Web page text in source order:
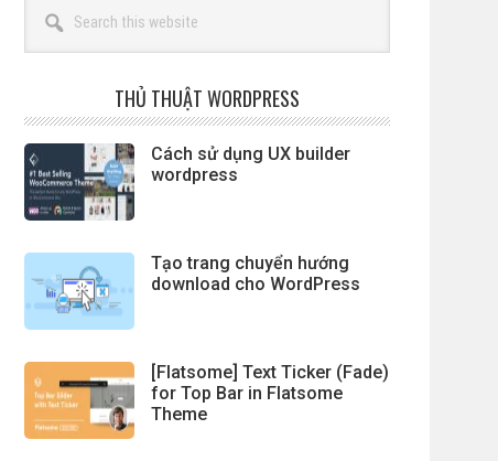
this
website
THỦ THUẬT WORDPRESS
Cách sử dụng UX builder
wordpress
Tạo trang chuyển hướng
download cho WordPress
[Flatsome] Text Ticker (Fade)
for Top Bar in Flatsome
Theme